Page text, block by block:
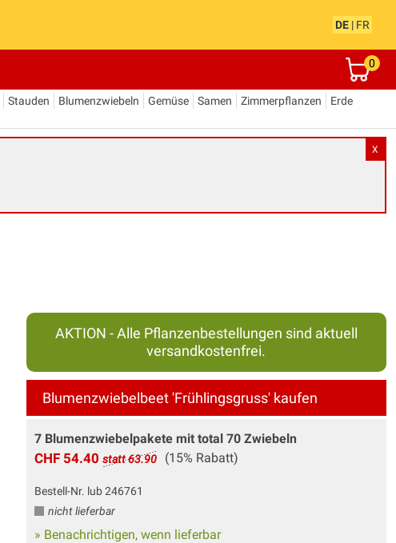
DE | FR
0
Stauden Blumenzwiebeln Gemüse Samen Zimmerpflanzen
Erde
X
AKTION - Alle Pflanzenbestellungen sind aktuell
versandkostenfrei.
Blumenzwiebelbeet 'Frühlingsgruss' kaufen
7 Blumenzwiebelpakete mit total 70 Zwiebeln
CHF 54.40 statt 63.90 (15% Rabatt)
Bestell-Nr. lub 246761
nicht lieferbar
» Benachrichtigen, wenn lieferbar